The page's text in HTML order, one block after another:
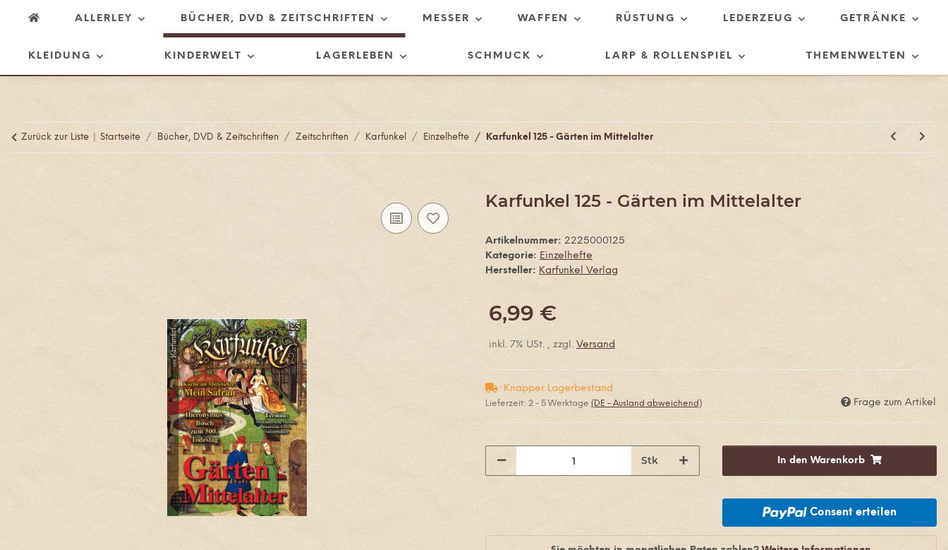
ALLERLEY BÜCHER, DVD & ZEITSCHRIFTEN MESSER WAFFEN RÜSTUNG LEDERZEUG GETRÄNKE
KLEIDUNG KINDERWELT LAGERLEBEN SCHMUCK LARP & ROLLENSPIEL THEMENWELTEN
Zurück zur Liste Startseite Bücher, DVD & Zeitschriften Zeitschriften Karfunkel Einzelhefte Karfunkel 125 - Gärten im Mittelalter
Karfunkel 125 - Gärten im Mittelalter
Artikelnummer: 2225000125
Kategorie: Einzelhefte
Hersteller: Karfunkel Verlag
6,99 €
inkl. 7% USt. , zzgl. Versand
Knapper Lagerbestand
Lieferzeit: 2 - 5 Werktage (DE - Ausland abweichend) Frage zum Artikel
Stk In den Warenkorb
Consent erteilen